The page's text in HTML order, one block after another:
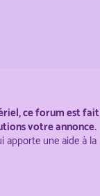
ce forum est fait
votre annonce.
apporte une aide à la